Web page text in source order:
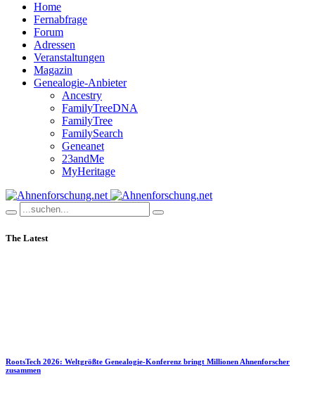
Home
Fernabfrage
Forum
Adressen
Veranstaltungen
Magazin
Genealogie-Anbieter
Ancestry
FamilyTreeDNA
FamilyTree
FamilySearch
Geneanet
23andMe
MyHeritage
The Latest
RootsTech 2026: Weltgrößte Genealogie-Konferenz bringt Millionen Ahnenforscher
zusammen